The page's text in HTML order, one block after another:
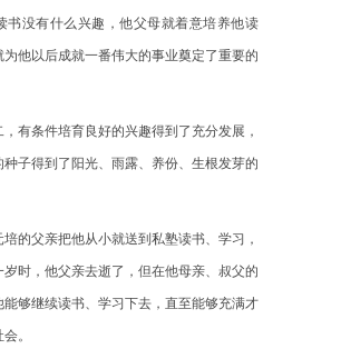
书没有什么兴趣，他父母就着意培养他读
为他以后成就一番伟大的事业奠定了重要的
，有条件培育良好的兴趣得到了充分发展，
种子得到了阳光、雨露、养份、生根发芽的
培的父亲把他从小就送到私塾读书、学习，
岁时，他父亲去逝了，但在他母亲、叔父的
能够继续读书、学习下去，直至能够充满才
。